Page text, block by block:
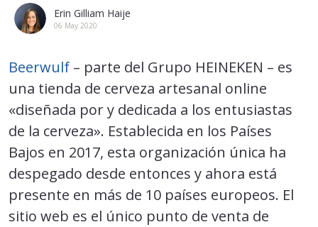
Erin Gilliam Haije
06 May 2020
Beerwulf – parte del Grupo HEINEKEN – es
una tienda de cerveza artesanal online
«diseñada por y dedicada a los entusiastas
de la cerveza». Establecida en los Países
Bajos en 2017, esta organización única ha
despegado desde entonces y ahora está
presente en más de 10 países europeos. El
sitio web es el único punto de venta de